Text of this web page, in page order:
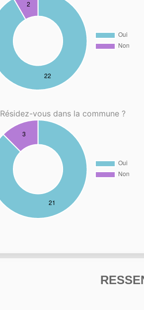
Résidez-vous dans la commune ?